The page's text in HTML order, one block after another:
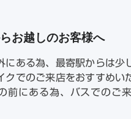
お越しのお客様へ
にある為、最寄駅からは少
クでのご来店をおすすめい
前にある為、バスでのご